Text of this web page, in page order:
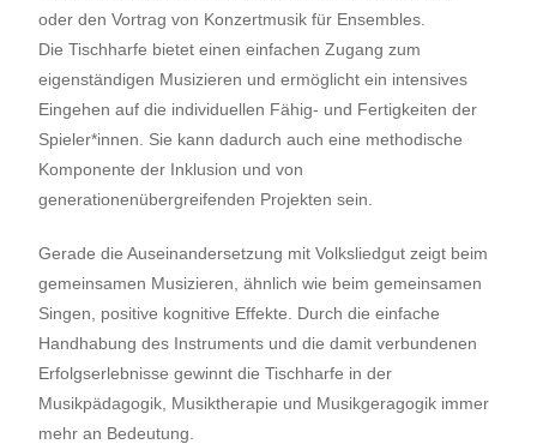
oder den Vortrag von Konzertmusik für Ensembles.
Die Tischharfe bietet einen einfachen Zugang zum
eigenständigen Musizieren und ermöglicht ein intensives
Eingehen auf die individuellen Fähig- und Fertigkeiten der
Spieler*innen. Sie kann dadurch auch eine methodische
Komponente der Inklusion und von
generationenübergreifenden Projekten sein.
Gerade die Auseinandersetzung mit Volksliedgut zeigt beim
gemeinsamen Musizieren, ähnlich wie beim gemeinsamen
Singen, positive kognitive Effekte. Durch die einfache
Handhabung des Instruments und die damit verbundenen
Erfolgserlebnisse gewinnt die Tischharfe in der
Musikpädagogik, Musiktherapie und Musikgeragogik immer
mehr an Bedeutung.